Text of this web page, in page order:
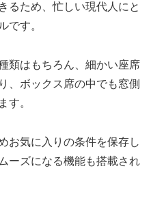
るため、忙しい現代人にと
です。
類はもちろん、細かい座席
、ボックス席の中でも窓側
す。
お気に入りの条件を保存し
ーズになる機能も搭載され